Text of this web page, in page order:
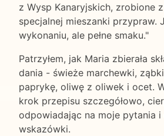
z Wysp Kanaryjskich, zrobione
specjalnej mieszanki przypraw.
wykonaniu, ale pełne smaku."
Patrzyłem, jak Maria zbierała
dania - świeże marchewki,
paprykę, oliwę z oliwek i ocet.
krok przepisu szczegółowo,
odpowiadając na moje pytania i
wskazówki.